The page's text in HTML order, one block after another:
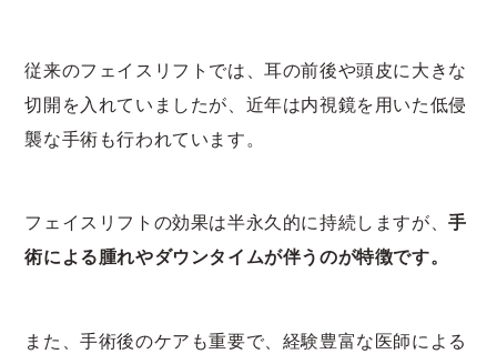
従来のフェイスリフトでは、耳の前後や頭皮に大きな
切開を入れていましたが、近年は内視鏡を用いた低侵
襲な手術も行われています。
フェイスリフトの効果は半永久的に持続しますが、手
術による腫れやダウンタイムが伴うのが特徴です。
また、手術後のケアも重要で、経験豊富な医師による